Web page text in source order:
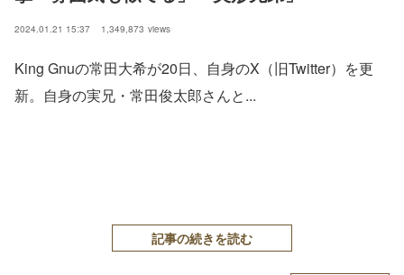
2024.01.21 15:37 1,349,873 views
King Gnuの常田大希が20日、自身のX（旧Twitter）を更
新。自身の実兄・常田俊太郎さんと...
記事の続きを読む